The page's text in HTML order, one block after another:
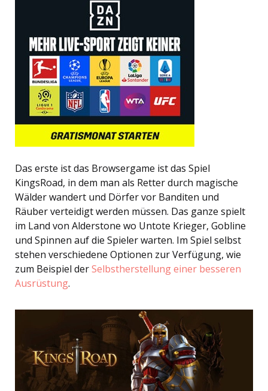
Das erste ist das Browsergame ist das Spiel
KingsRoad, in dem man als Retter durch magische
Wälder wandert und Dörfer vor Banditen und
Räuber verteidigt werden müssen. Das ganze spielt
im Land von Alderstone wo Untote Krieger, Gobline
und Spinnen auf die Spieler warten. Im Spiel selbst
stehen verschiedene Optionen zur Verfügung, wie
zum Beispiel derSelbstherstellung einer besseren
Ausrüstung.